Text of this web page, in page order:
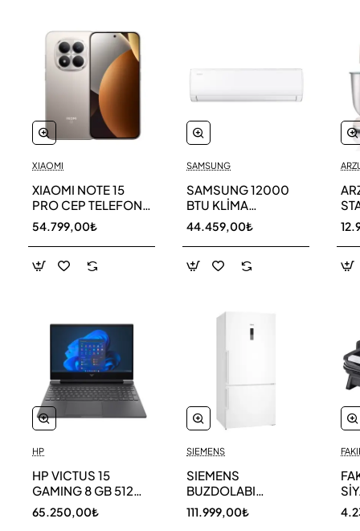
XIAOMI
XIAOMI NOTE 15
PRO CEP TELEFONU
256 GB
54.799,00₺
HP
HP VICTUS 15
GAMING 8 GB 512
GB SSD LAPTOP
FA0011NT 80D33EA
65.250,00₺
SAMSUNG
SAMSUNG 12000
BTU KLİMA
AR40F12C0AM SK
44.459,00₺
SIEMENS
SIEMENS
BUZDOLABI
KG86NCWE0N
111.999,00₺